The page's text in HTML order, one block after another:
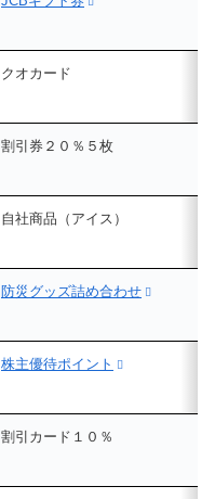
クオカード
割引券２０％５枚
自社商品（アイス）
防災グッズ詰め合わせ
株主優待ポイント
割引カード１０％